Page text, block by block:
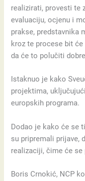
realizirati, provesti te
evaluaciju, ocjenu i
prakse, predstavnika
kroz te procese bit
da će to polučiti
Istaknuo je kako
projektima,
europskih programa.
Dodao je kako će se
su pripremali prijave,
realizaciji, čime će
Boris Crnokić, NCP